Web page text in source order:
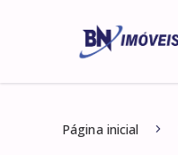
Página inicial